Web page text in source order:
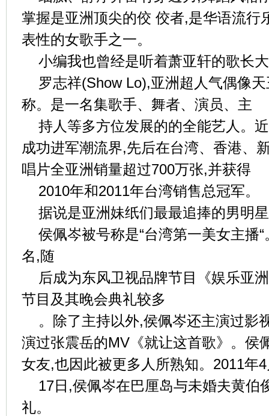
掌握是亚洲顶尖的佼 佼者,是华语流行
表性的女歌手之一。
小编我也曾经是听着萧亚轩的歌长
罗志祥(Show Lo),亚洲超人气偶像
称。是一名集歌手、舞者、演员、主
持人等多方位发展的的全能艺人。
成功进军潮流界,先后在台湾、香港、
唱片全亚洲销量超过700万张,并获得
2010年和2011年台湾销售总冠军。
据说是亚洲妹纸们最最追捧的男明
侯佩岑被号称是“台湾第一美女主播
名,随
后成为东风卫视品牌节目《娱乐亚
节目及其晚会典礼较多
。除了主持以外,侯佩岑还主演过影
演过张震岳的MV《就让这首歌》。侯
女友,也因此被更多人所熟知。2011年
17日,侯佩岑在巴厘岛与未婚夫黄伯
礼。